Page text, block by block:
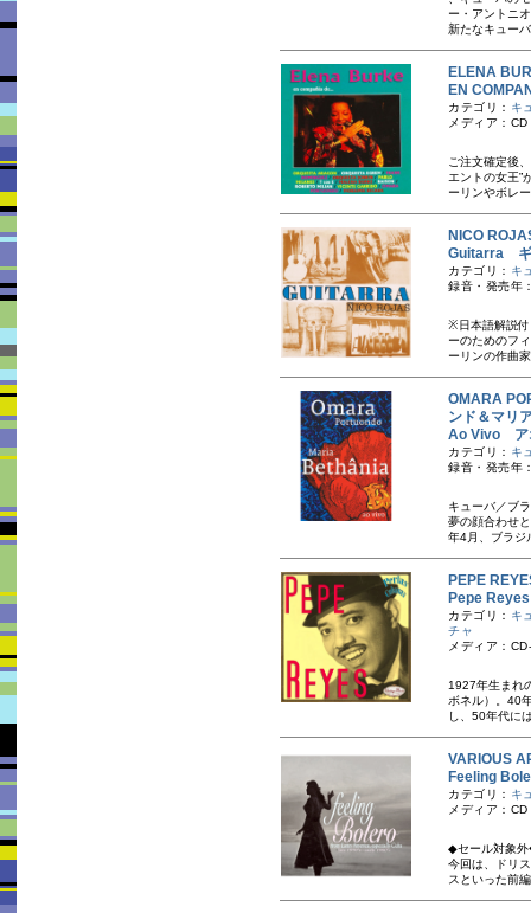
ー・アントニ
新たなキュー
ELENA
EN
カテゴリ： キ
メディア：CD
ご注文確定後
エントの女王
ーリンやボレ
NICO
Guitarra ギ
カテゴリ： キ
録音・発売年
※日本語解説付
ーのためのフ
ーリンの作曲
OMARA
ンド＆マリ
Ao Vivo ア
カテゴリ： キ
録音・発売年
キューバ／ブ
夢の顔合わせ
年4月、ブラジ
PEPE
Pepe
カテゴリ： キ
チャ
メディア：
1927年生まれ
ボネル）。40
し、50年代に
VARIOUS
Feeling
カテゴリ： キ
メディア：CD
◆セール対象外
今回は、ドリ
スといった前